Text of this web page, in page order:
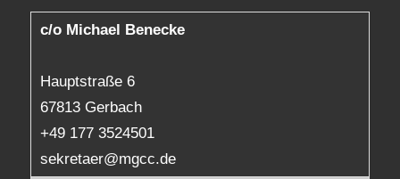
c/o Michael Benecke
Hauptstraße 6
67813 Gerbach
+49 177 3524501
sekretaer@mgcc.de